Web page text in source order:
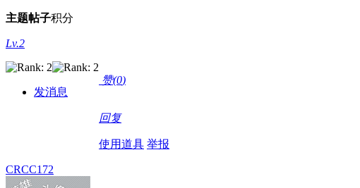
主题帖子积分
Lv.2
发消息
赞(0)
回复
使用道具 举报
CRCC172